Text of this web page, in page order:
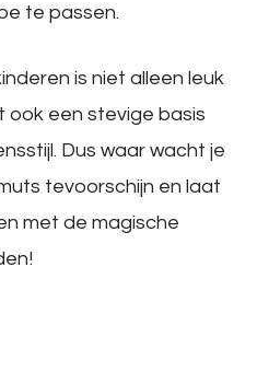
te passen.
is niet alleen leuk
ook een stevige basis
Dus waar wacht je
tevoorschijn en laat
met de magische